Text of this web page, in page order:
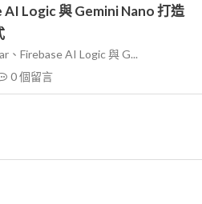
Logic 與 Gemini Nano 打造
、Firebase AI Logic 與 G...
0個留言